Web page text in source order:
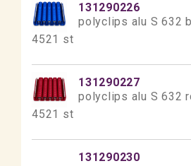
131290226
polyclips alu S 632
4521 st
131290227
polyclips alu S 632
4521 st
131290230